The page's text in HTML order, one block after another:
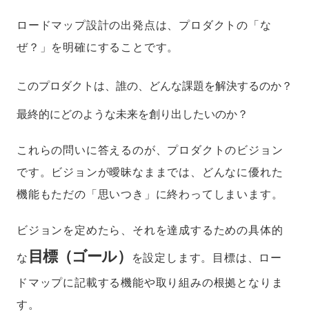
ロードマップ設計の出発点は、プロダクトの「な
ぜ？」を明確にすることです。
このプロダクトは、誰の、どんな課題を解決するのか？
最終的にどのような未来を創り出したいのか？
これらの問いに答えるのが、プロダクトのビジョン
です。ビジョンが曖昧なままでは、どんなに優れた
機能もただの「思いつき」に終わってしまいます。
ビジョンを定めたら、それを達成するための具体的
な 目標（ゴール）
を設定します。目標は、ロー
ドマップに記載する機能や取り組みの根拠となりま
す。